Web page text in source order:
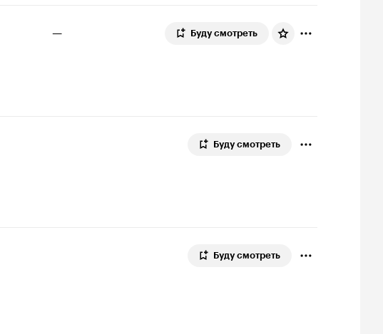
— Буду смотреть
Буду смотреть
Буду смотреть